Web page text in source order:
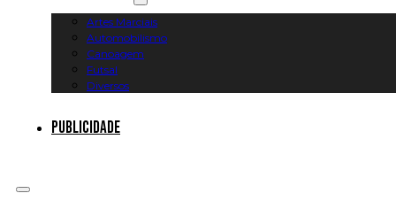
Artes Marciais
Automobilismo
Canoagem
Futsal
Diversos
Publicidade